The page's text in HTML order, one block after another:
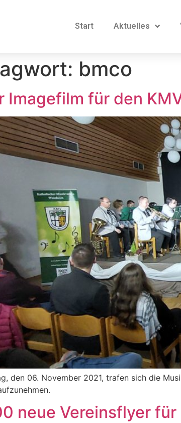
Start Aktuelles
bmco
Imagefilm für den
den 06. November 2021, trafen sich die
neue Vereinsflyer